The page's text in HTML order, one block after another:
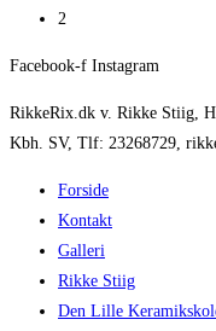
2
Facebook-f Instagram
RikkeRix.dk v. Rikke Stiig,
Kbh. SV, Tlf: 23268729,
Forside
Kontakt
Galleri
Rikke Stiig
Den Lille